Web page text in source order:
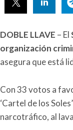
DOBLE LLAVE – El
organización
asegura que está
Con 33 votos a
‘Cartel de los
narcotráfico, al